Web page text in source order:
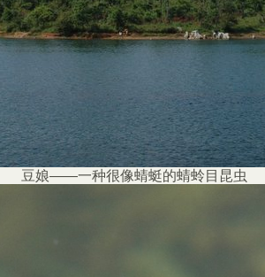
豆娘——一种很像蜻蜓的蜻蛉目昆虫